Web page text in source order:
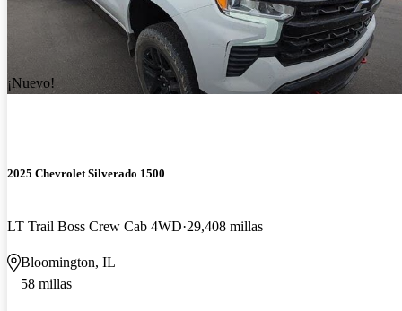
¡Nuevo!
2025 Chevrolet Silverado 1500
LT Trail Boss Crew Cab 4WD 29,408 millas
Bloomington, IL
58 millas